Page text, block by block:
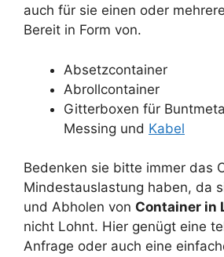
auch für sie einen oder
Bereit in Form von.
Absetzcontainer
Abrollcontainer
Gitterboxen für
Messing und Kabel
Bedenken sie bitte immer das
Mindestauslastung haben, da
und Abholen von Container in
nicht Lohnt. Hier genügt eine
Anfrage oder auch eine